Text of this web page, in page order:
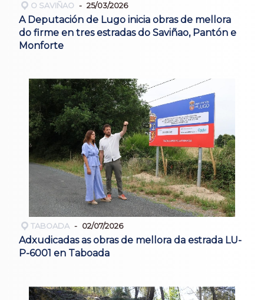
O SAVIÑAO 25/03/2026
A Deputación de Lugo inicia obras de mellora
do firme en tres estradas do Saviñao, Pantón e
Monforte
TABOADA 02/07/2026
Adxudicadas as obras de mellora da estrada LU-
P-6001 en Taboada